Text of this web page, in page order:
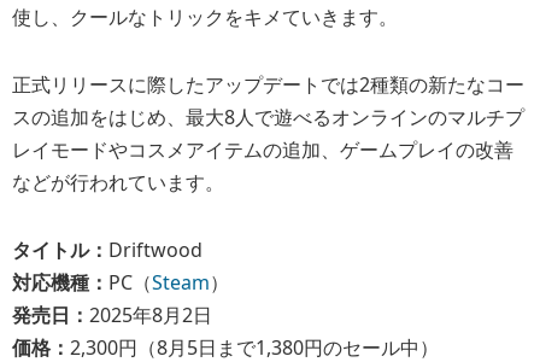
使し、クールなトリックをキメていきます。
正式リリースに際したアップデートでは2種類の新たなコー
スの追加をはじめ、最大8人で遊べるオンラインのマルチプ
レイモードやコスメアイテムの追加、ゲームプレイの改善
などが行われています。
タイトル： Driftwood
対応機種： PC（Steam）
発売日： 2025年8月2日
価格： 2,300円（8月5日まで1,380円のセール中）